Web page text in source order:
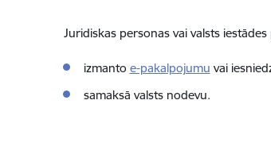
Juridiskas personas vai valsts
izmanto e-pakalpojumu vai
samaksā valsts nodevu.